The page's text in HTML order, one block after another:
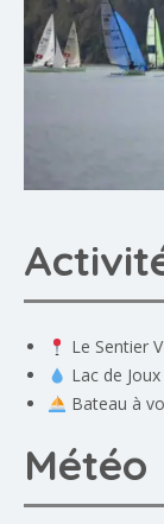
Le Sentier
Lac de Joux
Bateau à
Météo